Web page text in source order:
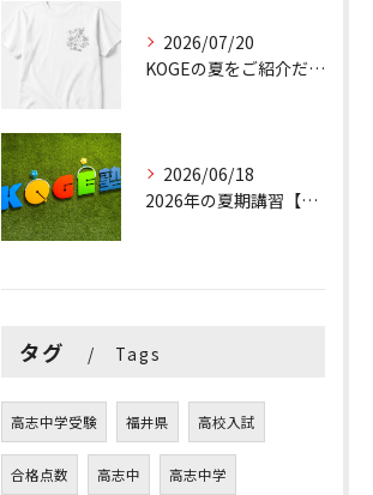
2026/07/20
KOGEの夏をご紹介だ。【KOGE食堂/勉強合宿】
2026/06/18
2026年の夏期講習【小学生/中学生/高校生】
タグ Tags
高志中学受験 福井県 高校入試
合格点数 高志中 高志中学